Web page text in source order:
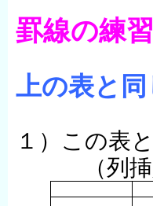
罫線の練習
上の表と
１）この表
（列挿入